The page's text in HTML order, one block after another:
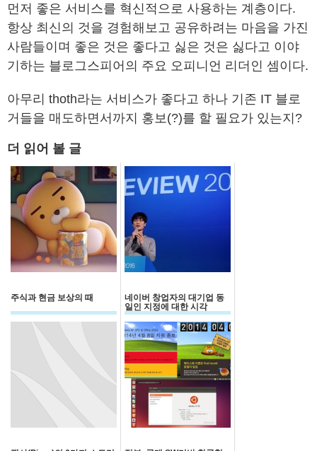
먼저 좋은 서비스를 혁신적으로 사용하는 계층이다.
항상 최신의 것을 경험해보고 공유하려는 마음을 가진
사람들이며 좋은 것은 좋다고 싫은 것은 싫다고 이야
기하는 블로그스피어의 주요 오피니언 리더인 셈이다.
아무리 thoth라는 서비스가 좋다고 하나 기존 IT 블로
거들을 매도하면서까지 홍보(?)를 할 필요가 있는지?
더 읽어 볼 글
주식과 현금 보상의 때
네이버 창업자의 대기업 동
일인 지정에 대한 시각